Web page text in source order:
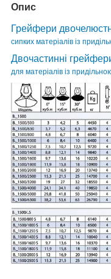
Опис
Грейфери
сипких матеріалів із
Двочастинні
для матеріалів із